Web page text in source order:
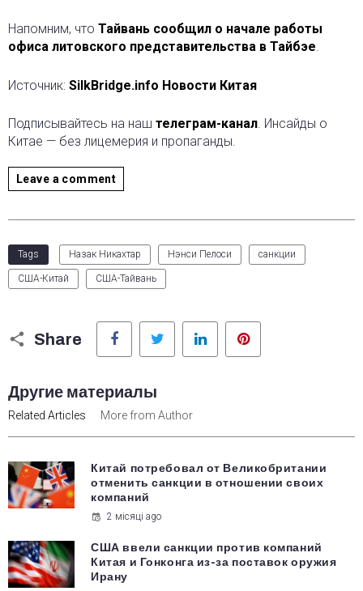
Напомним, что Тайвань сообщил о начале работы
офиса литовского представительства в Тайбэе.
Источник: SilkBridge.info Новости Китая
Подписывайтесь на наш телеграм-канал. Инсайды о
Китае — без лицемерия и пропаганды.
Leave a comment
Tags Назак Никахтар Нэнси Пелоси санкции
США-Китай США-Тайвань
Share
Facebook Twitter LinkedIn
Другие материалы
Related Articles More from Author
Китай потребовал от Великобритании
отменить санкции в отношении своих
компаний
2 місяці ago
США ввели санкции против компаний
Китая и Гонконга из-за поставок оружия
Ирану